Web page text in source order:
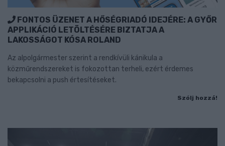
FONTOS ÜZENET A HŐSÉGRIADÓ IDEJÉRE: A GYŐR
APPLIKÁCIÓ LETÖLTÉSÉRE BIZTATJA A
LAKOSSÁGOT KÓSA ROLAND
Az alpolgármester szerint a rendkívüli kánikula a
közműrendszereket is fokozottan terheli, ezért érdemes
bekapcsolni a push értesítéseket.
Szólj hozzá!